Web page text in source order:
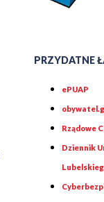
PRZYDATNE
ePUAP
Rządowe
Dziennik